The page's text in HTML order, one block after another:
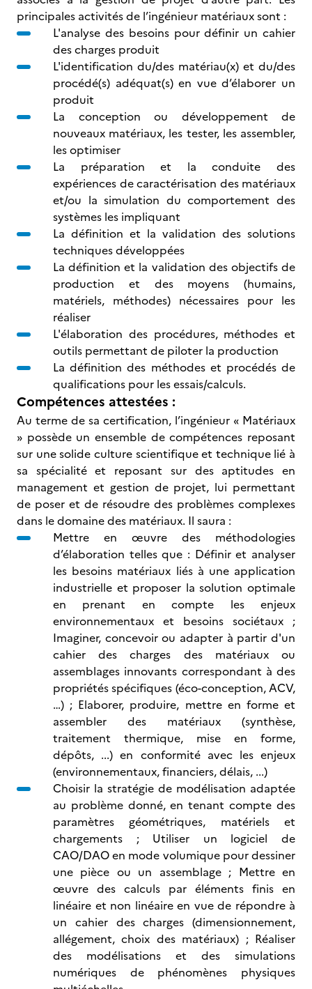
principales activités de l’ingénieur matériaux sont :
L'analyse des besoins pour définir un cahier
des charges produit
L'identification du/des matériau(x) et du/des
procédé(s) adéquat(s) en vue d’élaborer un
produit
La conception ou développement de
nouveaux matériaux, les tester, les assembler,
les optimiser
La préparation et la conduite des
expériences de caractérisation des matériaux
et/ou la simulation du comportement des
systèmes les impliquant
La définition et la validation des solutions
techniques développées
La définition et la validation des objectifs de
production et des moyens (humains,
matériels, méthodes) nécessaires pour les
réaliser
L'élaboration des procédures, méthodes et
outils permettant de piloter la production
La définition des méthodes et procédés de
qualifications pour les essais/calculs.
Compétences attestées :
Au terme de sa certification, l’ingénieur « Matériaux
» possède un ensemble de compétences reposant
sur une solide culture scientifique et technique lié à
sa spécialité et reposant sur des aptitudes en
management et gestion de projet, lui permettant
de poser et de résoudre des problèmes complexes
dans le domaine des matériaux. Il saura :
Mettre en œuvre des méthodologies
d’élaboration telles que : Définir et analyser
les besoins matériaux liés à une application
industrielle et proposer la solution optimale
en prenant en compte les enjeux
environnementaux et besoins sociétaux ;
Imaginer, concevoir ou adapter à partir d'un
cahier des charges des matériaux ou
assemblages innovants correspondant à des
propriétés spécifiques (éco-conception, ACV,
…) ; Elaborer, produire, mettre en forme et
assembler des matériaux (synthèse,
traitement thermique, mise en forme,
dépôts, ...) en conformité avec les enjeux
(environnementaux, financiers, délais, ...)
Choisir la stratégie de modélisation adaptée
au problème donné, en tenant compte des
paramètres géométriques, matériels et
chargements ; Utiliser un logiciel de
CAO/DAO en mode volumique pour dessiner
une pièce ou un assemblage ; Mettre en
œuvre des calculs par éléments finis en
linéaire et non linéaire en vue de répondre à
un cahier des charges (dimensionnement,
allégement, choix des matériaux) ; Réaliser
des modélisations et des simulations
numériques de phénomènes physiques